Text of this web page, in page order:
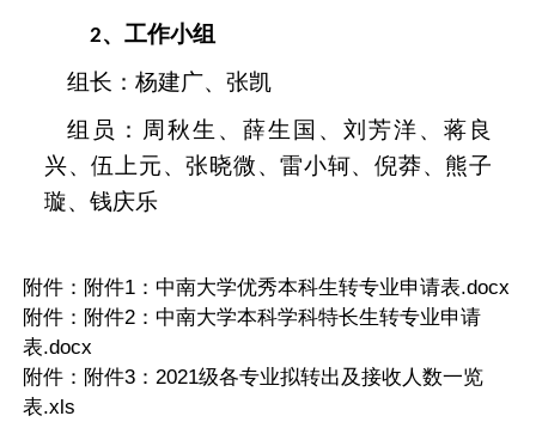
2、工作小组
组长：杨建广、张凯
组员：周秋生、薛生国、刘芳洋、蒋良
兴、伍上元、张晓微、雷小轲、倪莽、熊子
璇、钱庆乐
附件： 附件1：中南大学优秀本科生转专业申请表.docx
附件： 附件2：中南大学本科学科特长生转专业申请
表.docx
附件： 附件3：2021级各专业拟转出及接收人数一览
表.xls